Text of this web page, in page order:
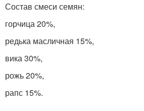
Состав смеси семян:
горчица 20%,
редька масличная 15%,
вика 30%,
рожь 20%,
рапс 15%.